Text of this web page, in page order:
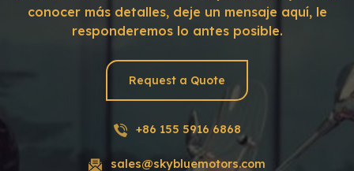
conocer más detalles, deje un mensaje aquí, le
responderemos lo antes posible.
Request a Quote
+86 155 5916 6868
sales@skybluemotors.com